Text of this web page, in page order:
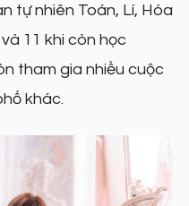
tự nhiên Toán, Lí, Hóa
11 khi còn học
tham gia nhiều cuộc
khác.